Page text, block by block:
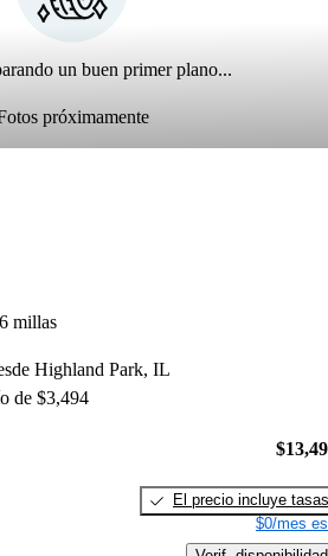
un buen primer plano...
próximamente
millas
Highland Park, IL
de $3,494
El precio incluye tasas
$0/mes